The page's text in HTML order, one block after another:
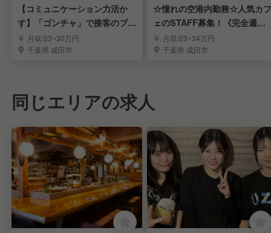
【コミュニケーション力活か
す】「ゴンチャ」で接客のプロ
を目指す！
月収/23~30万円
千葉県 成田市
☆憧れの空港内勤務☆人気カフ
ェのSTAFF募集！《完全週休2
日＊手当充実》
月収/23~34万円
千葉県 成田市
同じエリアの求人